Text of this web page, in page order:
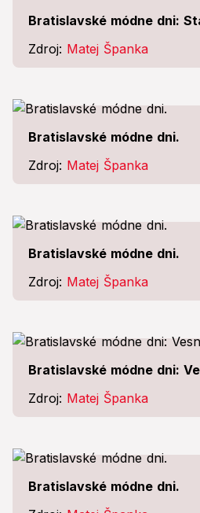
Bratislavské módne dni:
Zdroj: Matej Španka
Bratislavské módne dni.
Zdroj: Matej Španka
Bratislavské módne dni.
Zdroj: Matej Španka
Bratislavské módne dni:
Zdroj: Matej Španka
Bratislavské módne dni.